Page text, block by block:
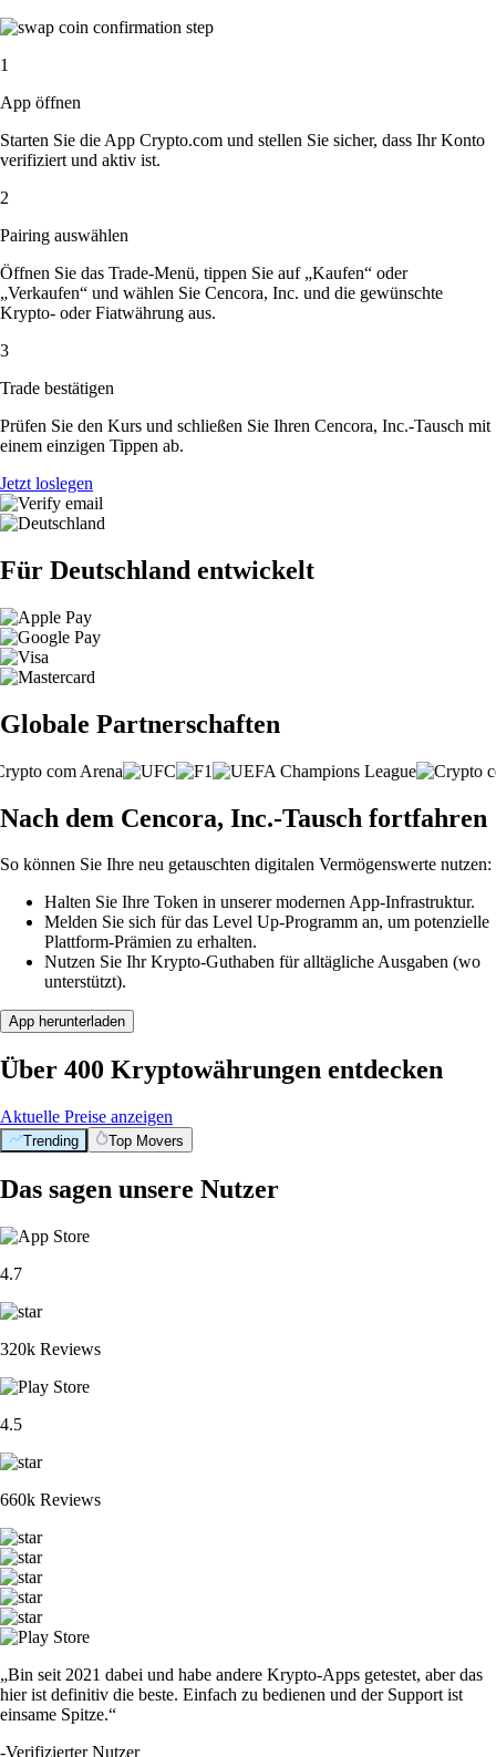
1
App öffnen
Starten Sie die App Crypto.com und stellen Sie sicher, dass Ihr Konto
verifiziert und aktiv ist.
2
Pairing auswählen
Öffnen Sie das Trade-Menü, tippen Sie auf „Kaufen“ oder
„Verkaufen“ und wählen Sie Cencora, Inc. und die gewünschte
Krypto- oder Fiatwährung aus.
3
Trade bestätigen
Prüfen Sie den Kurs und schließen Sie Ihren Cencora, Inc.-Tausch mit
einem einzigen Tippen ab.
Jetzt loslegen
Für Deutschland entwickelt
Globale Partnerschaften
Nach dem Cencora, Inc.-Tausch fortfahren
So können Sie Ihre neu getauschten digitalen Vermögenswerte nutzen:
Halten Sie Ihre Token in unserer modernen App-Infrastruktur.
Melden Sie sich für das Level Up-Programm an, um potenzielle
Plattform-Prämien zu erhalten.
Nutzen Sie Ihr Krypto-Guthaben für alltägliche Ausgaben (wo
unterstützt).
App herunterladen
Über 400 Kryptowährungen entdecken
Aktuelle Preise anzeigen
Trending Top Movers
Das sagen unsere Nutzer
4.7
320k Reviews
4.5
660k Reviews
„Bin seit 2021 dabei und habe andere Krypto-Apps getestet, aber das
hier ist definitiv die beste. Einfach zu bedienen und der Support ist
einsame Spitze.“
-Verifizierter Nutzer